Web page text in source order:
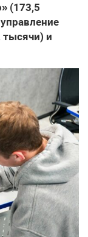
(173,5
и